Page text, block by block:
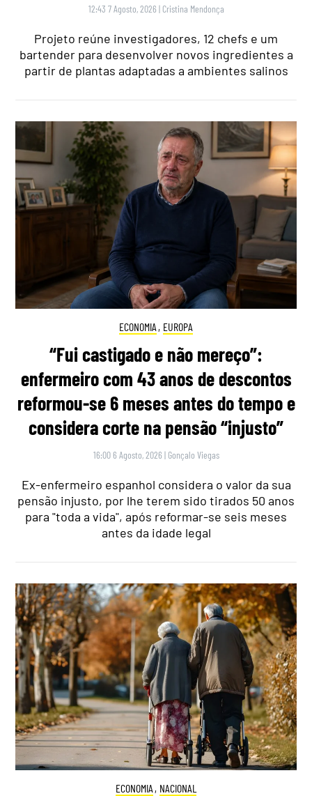
12:43 7 Agosto, 2026 | Cristina Mendonça
Projeto reúne investigadores, 12 chefs e um
bartender para desenvolver novos ingredientes a
partir de plantas adaptadas a ambientes salinos
ECONOMIA , EUROPA
“Fui castigado e não mereço”:
enfermeiro com 43 anos de descontos
reformou-se 6 meses antes do tempo e
considera corte na pensão “injusto”
16:00 6 Agosto, 2026 | Gonçalo Viegas
Ex-enfermeiro espanhol considera o valor da sua
pensão injusto, por lhe terem sido tirados 50 anos
para "toda a vida", após reformar-se seis meses
antes da idade legal
ECONOMIA , NACIONAL